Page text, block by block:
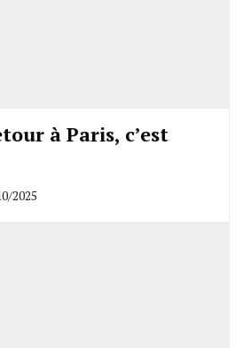
à Paris, c’est
2025